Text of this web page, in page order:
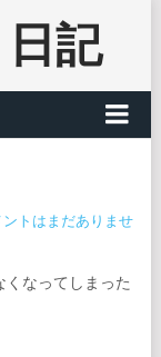
記
ントはまだありませ
なってしまった